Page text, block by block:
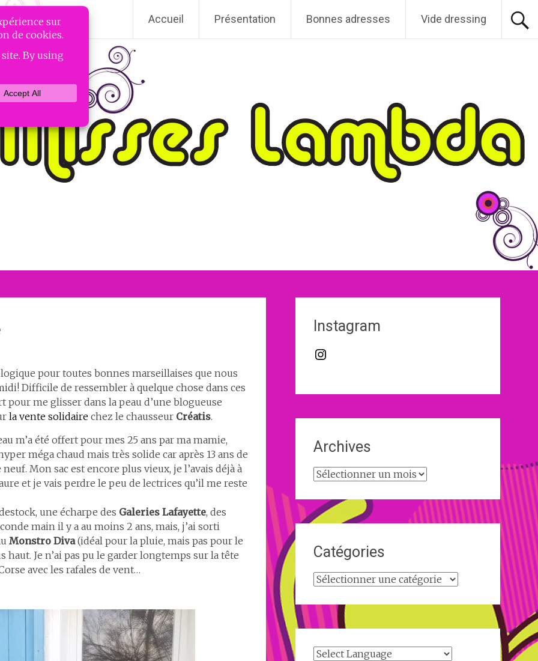
Accueil Présentation Bonnes adresses Vide dressing
pour toutes bonnes marseillaises que nous
Difficile de ressembler à quelque chose dans ces
pour me glisser dans la peau d’une blogueuse
la vente solidaire chez le chausseur Créatis.
m’a été offert pour mes 25 ans par ma mamie,
méga chaud mais très solide car après 13 ans de
Mon sac est encore plus vieux, je l’avais déjà à
et je vais perdre le peu de lectrices qu’il me reste
une écharpe des Galeries Lafayette, des
main il y a au moins 2 ans, mais, j’ai sorti
Monstro Diva(idéal pour la pluie, mais pas pour le
Je n’ai pas pu le garder longtemps sur la tête
avec les rafales de vent…
Instagram
Instagram
Archives
Archives
Catégories
Catégories